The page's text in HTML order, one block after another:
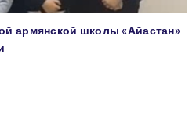
армянской школы «Айастан»